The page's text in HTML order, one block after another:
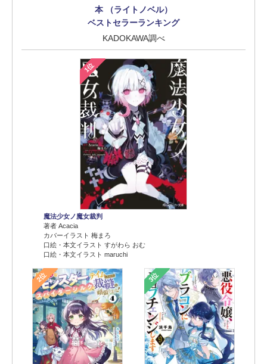
本 （ライトノベル）
ベストセラーランキング
KADOKAWA調べ
1位
魔法少女ノ魔女裁判
著者 Acacia
カバーイラスト 梅まろ
口絵・本文イラスト すがわら おむ
口絵・本文イラスト maruchi
2位 3位